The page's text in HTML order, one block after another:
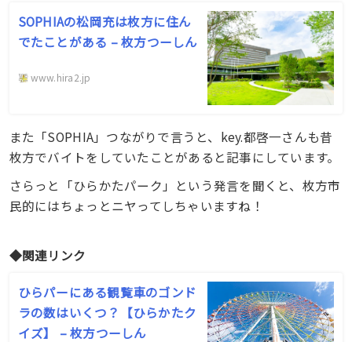
SOPHIAの松岡充は枚方に住ん
でたことがある – 枚方つーしん
www.hira2.jp
また「SOPHIA」つながりで言うと、key.都啓一さんも昔
枚方でバイトをしていたことがあると記事にしています。
さらっと「ひらかたパーク」という発言を聞くと、枚方市
民的にはちょっとニヤってしちゃいますね！
◆関連リンク
ひらパーにある観覧車のゴンド
ラの数はいくつ？【ひらかたク
イズ】 – 枚方つーしん